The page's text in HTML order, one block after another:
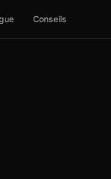
Conseils